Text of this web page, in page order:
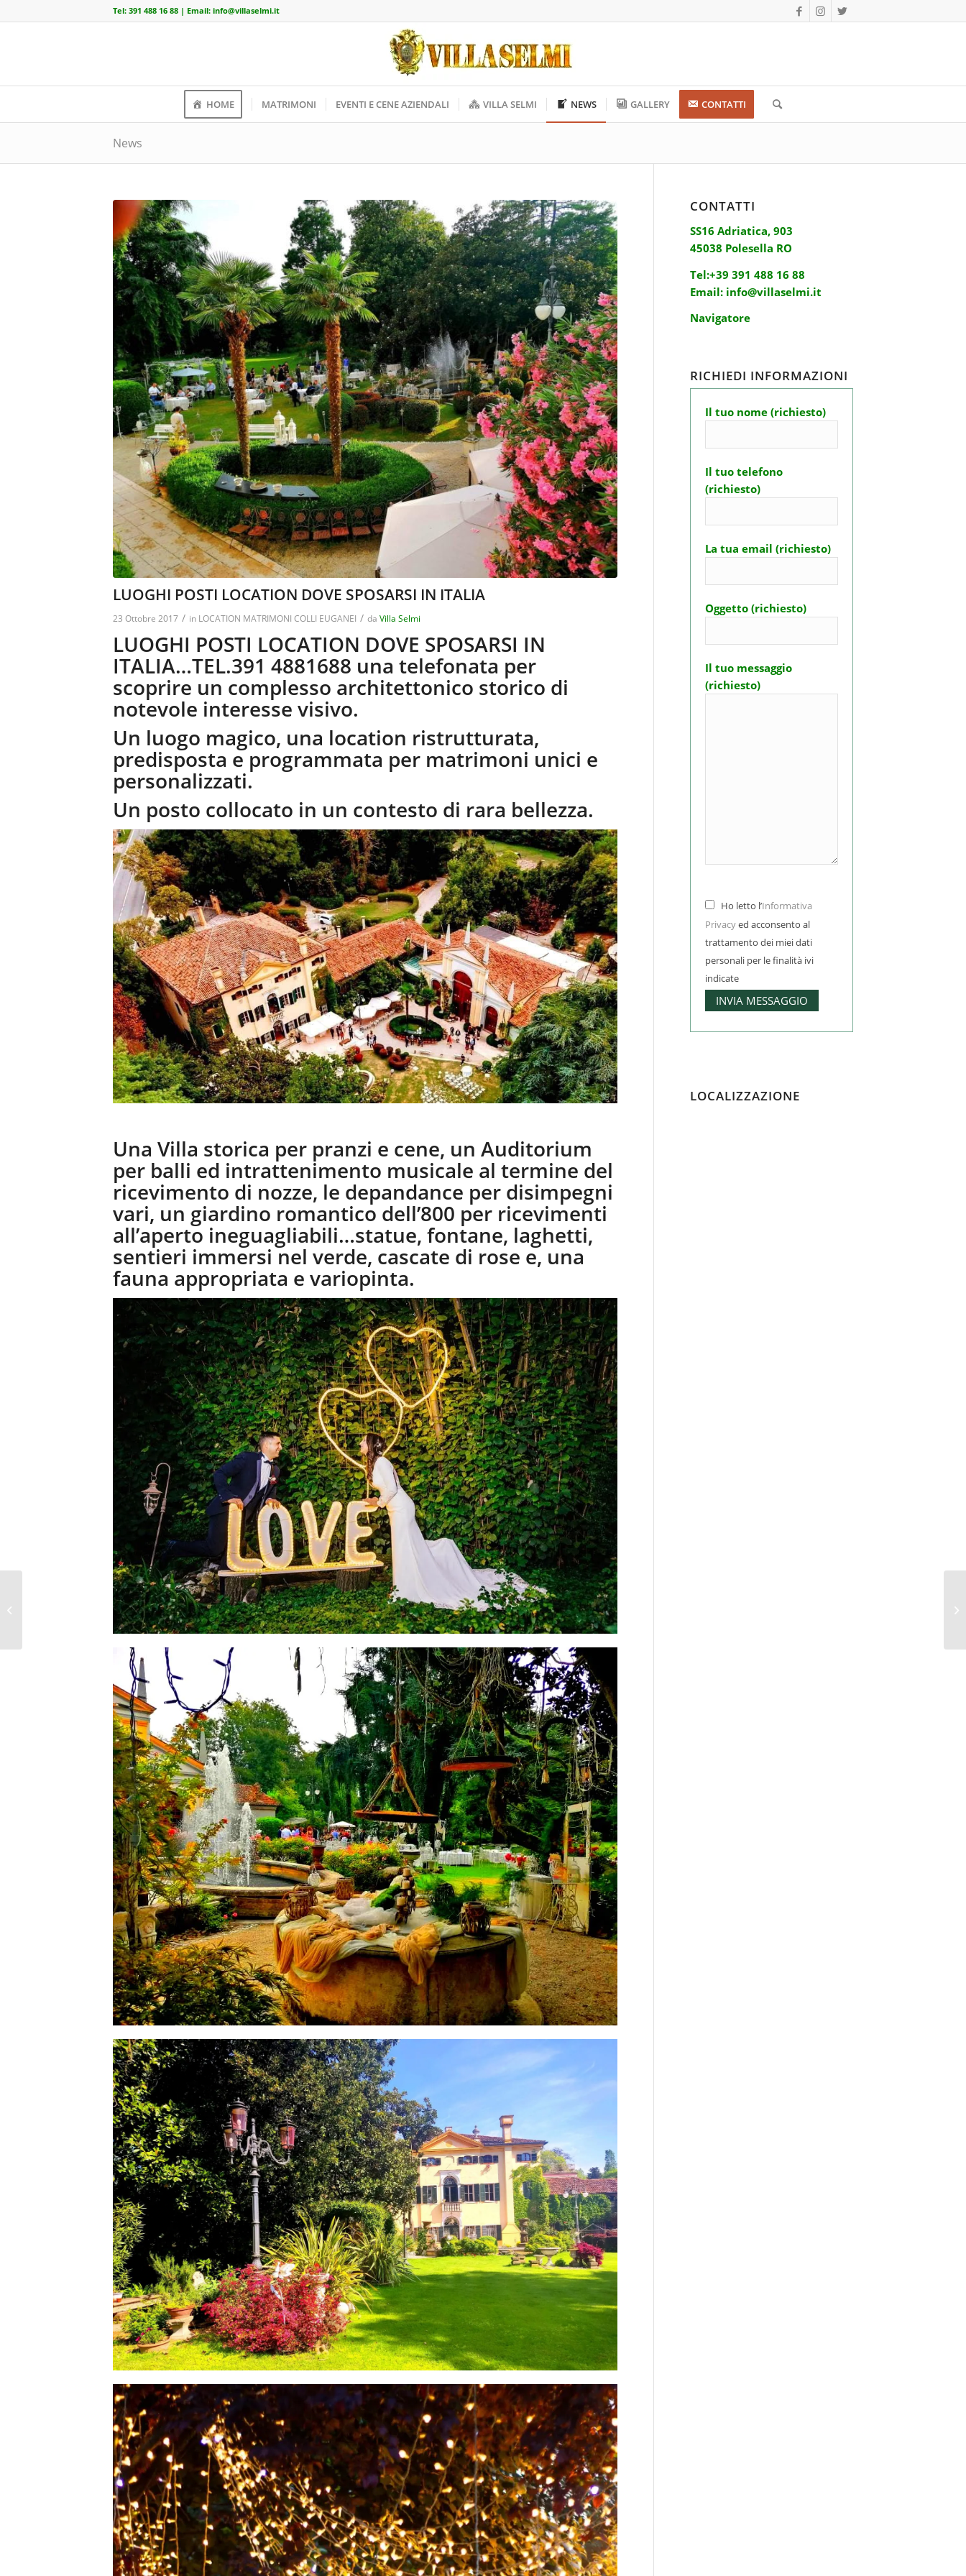
Tel: 391 488 16 88 | Email: info@villaselmi.it
HOME MATRIMONI EVENTI E CENE AZIENDALI VILLA SELMI NEWS GALLERY CONTATTI
News
LUOGHI POSTI LOCATION DOVE SPOSARSI IN ITALIA
23 Ottobre 2017 / in LOCATION MATRIMONI COLLI EUGANEI / da Villa Selmi
LUOGHI POSTI LOCATION DOVE SPOSARSI IN
ITALIA…TEL.391 4881688 una telefonata per
scoprire un complesso architettonico storico di
notevole interesse visivo.
Un luogo magico, una location ristrutturata,
predisposta e programmata per matrimoni unici e
personalizzati.
Un posto collocato in un contesto di rara bellezza.
Una Villa storica per pranzi e cene, un Auditorium
per balli ed intrattenimento musicale al termine del
ricevimento di nozze, le depandance per disimpegni
vari, un giardino romantico dell’800 per ricevimenti
all’aperto ineguagliabili…statue, fontane, laghetti,
sentieri immersi nel verde, cascate di rose e, una
fauna appropriata e variopinta.
CONTATTI
SS16 Adriatica, 903
45038 Polesella RO
Tel:+39 391 488 16 88
Email: info@villaselmi.it
Navigatore
RICHIEDI INFORMAZIONI
Il tuo nome (richiesto)
Il tuo telefono
(richiesto)
La tua email (richiesto)
Oggetto (richiesto)
Il tuo messaggio
(richiesto)
Ho letto l’Informativa
Privacyed acconsento al
trattamento dei miei dati
personali per le finalità ivi
indicate
LOCALIZZAZIONE
CONSIGLI LOCATION